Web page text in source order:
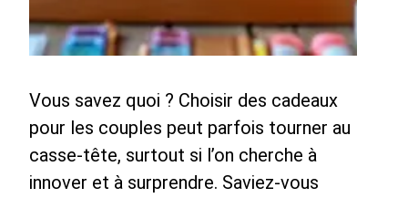
Vous savez quoi ? Choisir des cadeaux
pour les couples peut parfois tourner au
casse-tête, surtout si l’on cherche à
innover et à surprendre. Saviez-vous